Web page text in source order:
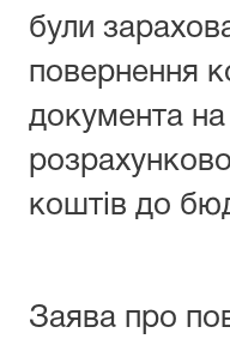
були
повернення
документа
коштів до
Заява про